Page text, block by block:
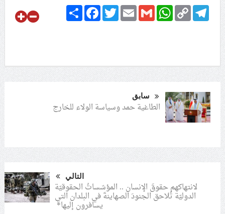
ShareFacebookTwitterEmailGmail
WhatsApp Copy
Link
Telegram
سابق
الطاغية حمد وسياسة الولاء للخارج
التالي
لانتهاكهم حقوقَ الإنسان .. المؤسّساتُ الحقوقيّة
الدوليّة تُلاحق الجنودَ الصهاينةَ في البلدان التي
يسافرون إليها*